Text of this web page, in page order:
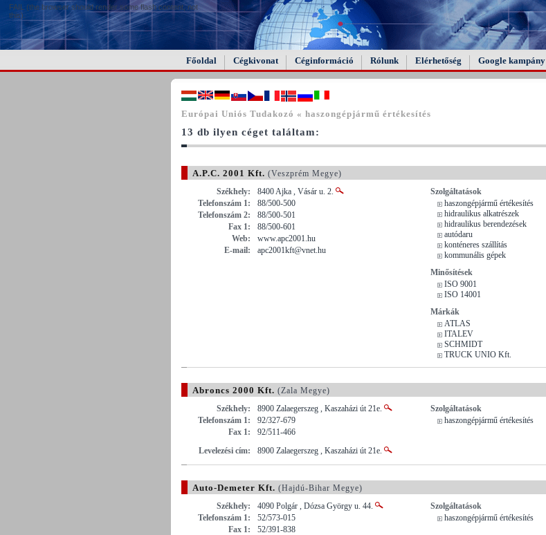
FAIL (the browser should render some flash content, not
this).
Főoldal Cégkivonat Céginformáció Rólunk Elérhetőség Google kampány
Európai Uniós Tudakozó « haszongépjármű értékesítés
13 db ilyen céget találtam:
A.P.C. 2001 Kft. (Veszprém Megye)
Székhely:
8400 Ajka , Vásár u. 2.
Telefonszám 1:
88/500-500
Telefonszám 2:
88/500-501
Fax 1:
88/500-601
Web:
www.apc2001.hu
E-mail:
apc2001kft@vnet.hu
Szolgáltatások
haszongépjármű értékesítés
hidraulikus alkatrészek
hidraulikus berendezések
autódaru
konténeres szállítás
kommunális gépek
Minősítések
ISO 9001
ISO 14001
Márkák
ATLAS
ITALEV
SCHMIDT
TRUCK UNIO Kft.
Abroncs 2000 Kft. (Zala Megye)
Székhely:
8900 Zalaegerszeg , Kaszaházi út 21e.
Telefonszám 1:
92/327-679
Fax 1:
92/511-466
Levelezési cím:
8900 Zalaegerszeg , Kaszaházi út 21e.
Szolgáltatások
haszongépjármű értékesítés
Auto-Demeter Kft. (Hajdú-Bihar Megye)
Székhely:
4090 Polgár , Dózsa György u. 44.
Telefonszám 1:
52/573-015
Fax 1:
52/391-838
Szolgáltatások
haszongépjármű értékesítés